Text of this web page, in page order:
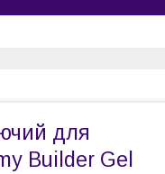
для
Builder Gel